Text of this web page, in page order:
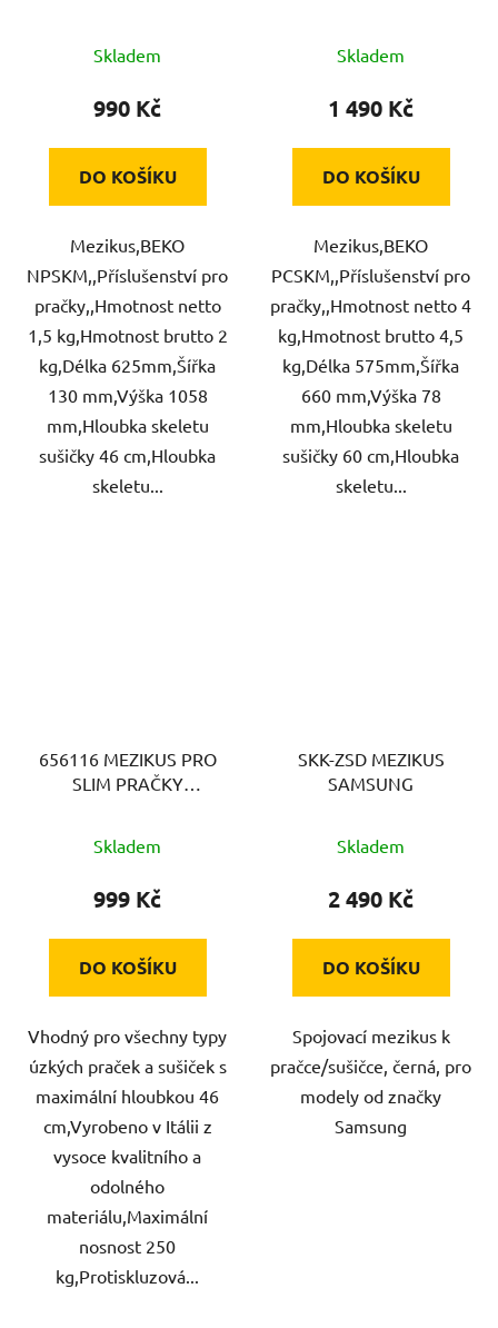
Skladem
990 Kč
DO KOŠÍKU
Mezikus,BEKO
NPSKM,,Příslušenství pro
pračky,,Hmotnost netto
1,5 kg,Hmotnost brutto 2
kg,Délka 625mm,Šířka
130 mm,Výška 1058
mm,Hloubka skeletu
sušičky 46 cm,Hloubka
skeletu...
Skladem
1 490 Kč
DO KOŠÍKU
Mezikus,BEKO
PCSKM,,Příslušenství pro
pračky,,Hmotnost netto 4
kg,Hmotnost brutto 4,5
kg,Délka 575mm,Šířka
660 mm,Výška 78
mm,Hloubka skeletu
sušičky 60 cm,Hloubka
skeletu...
656116 MEZIKUS PRO
SLIM PRAČKY
Skladem
999 Kč
DO KOŠÍKU
Vhodný pro všechny typy
úzkých praček a sušiček s
maximální hloubkou 46
cm,Vyrobeno v Itálii z
vysoce kvalitního a
odolného
materiálu,Maximální
nosnost 250
kg,Protiskluzová...
SKK-ZSD MEZIKUS
SAMSUNG
Skladem
2 490 Kč
DO KOŠÍKU
Spojovací mezikus k
pračce/sušičce, černá, pro
modely od značky
Samsung